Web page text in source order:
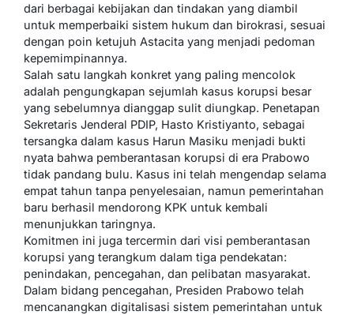
dari berbagai kebijakan dan tindakan yang diambil
untuk memperbaiki sistem hukum dan birokrasi, sesuai
dengan poin ketujuh Astacita yang menjadi pedoman
kepemimpinannya.
Salah satu langkah konkret yang paling mencolok
adalah pengungkapan sejumlah kasus korupsi besar
yang sebelumnya dianggap sulit diungkap. Penetapan
Sekretaris Jenderal PDIP, Hasto Kristiyanto, sebagai
tersangka dalam kasus Harun Masiku menjadi bukti
nyata bahwa pemberantasan korupsi di era Prabowo
tidak pandang bulu. Kasus ini telah mengendap selama
empat tahun tanpa penyelesaian, namun pemerintahan
baru berhasil mendorong KPK untuk kembali
menunjukkan taringnya.
Komitmen ini juga tercermin dari visi pemberantasan
korupsi yang terangkum dalam tiga pendekatan:
penindakan, pencegahan, dan pelibatan masyarakat.
Dalam bidang pencegahan, Presiden Prabowo telah
mencanangkan digitalisasi sistem pemerintahan untuk